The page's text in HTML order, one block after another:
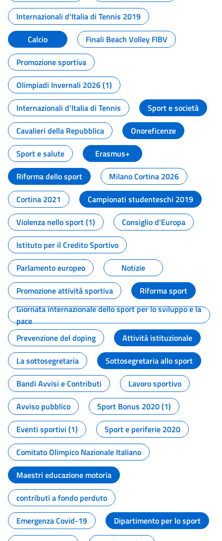
Internazionali d'Italia di Tennis 2019
Calcio
Finali Beach Volley FIBV
Promozione sportiva
Olimpiadi Invernali 2026 (1)
Internazionali d'Italia di Tennis
Sport e società
Cavalieri della Repubblica
Onoreficenze
Sport e salute
Erasmus+
Riforma dello sport
Milano Cortina 2026
Cortina 2021
Campionati studenteschi 2019
Violenza nello sport (1)
Consiglio d'Europa
Istituto per il Credito Sportivo
Parlamento europeo
Notizie
Promozione attività sportiva
Riforma sport
Giornata internazionale dello sport per lo sviluppo e la
pace
Prevenzione del doping
Attività istituzionale
La sottosegretaria
Sottosegretaria allo sport
Bandi Avvisi e Contributi
Lavoro sportivo
Avviso pubblico
Sport Bonus 2020 (1)
Eventi sportivi (1)
Sport e periferie 2020
Comitato Olimpico Nazionale Italiano
Maestri educazione motoria
contributi a fondo perduto
Emergenza Covid-19
Dipartimento per lo sport